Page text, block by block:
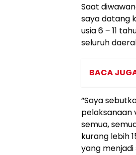
Saat
saya datang
usia 6 – 11
seluruh
BACA
“Saya
pelaksanaan
semua,
kurang lebih
yang menjadi